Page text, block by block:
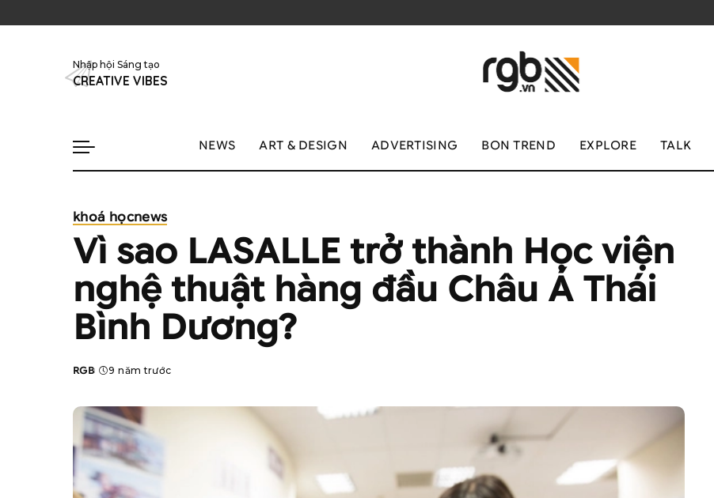
Nhập hội Sáng tạo
CREATIVE VIBES
NEWS ART & DESIGN ADVERTISING BON TREND EXPLORE TALK
khoá họcnews
Vì sao LASALLE trở thành Học viện
nghệ thuật hàng đầu Châu Á Thái
Bình Dương?
Posted
RGB 9 năm trước